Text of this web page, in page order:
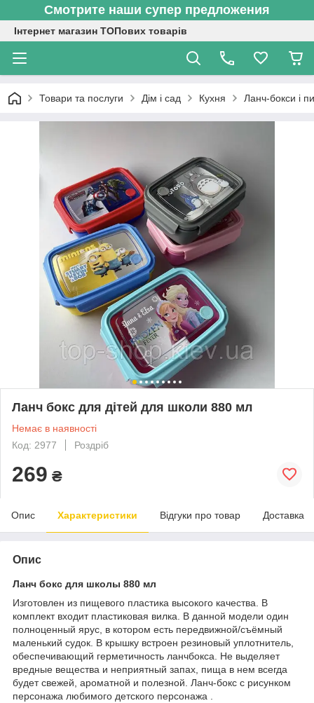
Смотрите наши супер предложения
Інтернет магазин ТОПових товарів
Товари та послуги Дім і сад Кухня Ланч-бокси і
Ланч бокс для дітей для школи 880 мл
Немає в наявності
Код: 2977
Роздріб
269 ₴
Опис Характеристики Відгуки про товар Доставка
Опис
Ланч бокс для школы 880 мл
Изготовлен из пищевого пластика высокого качества. В
комплект входит пластиковая вилка. В данной модели один
полноценный ярус, в котором есть передвижной/съёмный
маленький судок. В крышку встроен резиновый уплотнитель,
обеспечивающий герметичность ланчбокса. Не выделяет
вредные вещества и неприятный запах, пища в нем всегда
будет свежей, ароматной и полезной. Ланч-бокс с рисунком
персонажа любимого детского персонажа .